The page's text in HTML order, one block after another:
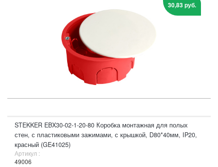
30,83 руб.
STEKKER EBX30-02-1-20-80 Коробка монтажная для полых
стен, с пластиковыми зажимами, с крышкой, D80*40мм, IP20,
красный (GE41025)
Артикул :
49006